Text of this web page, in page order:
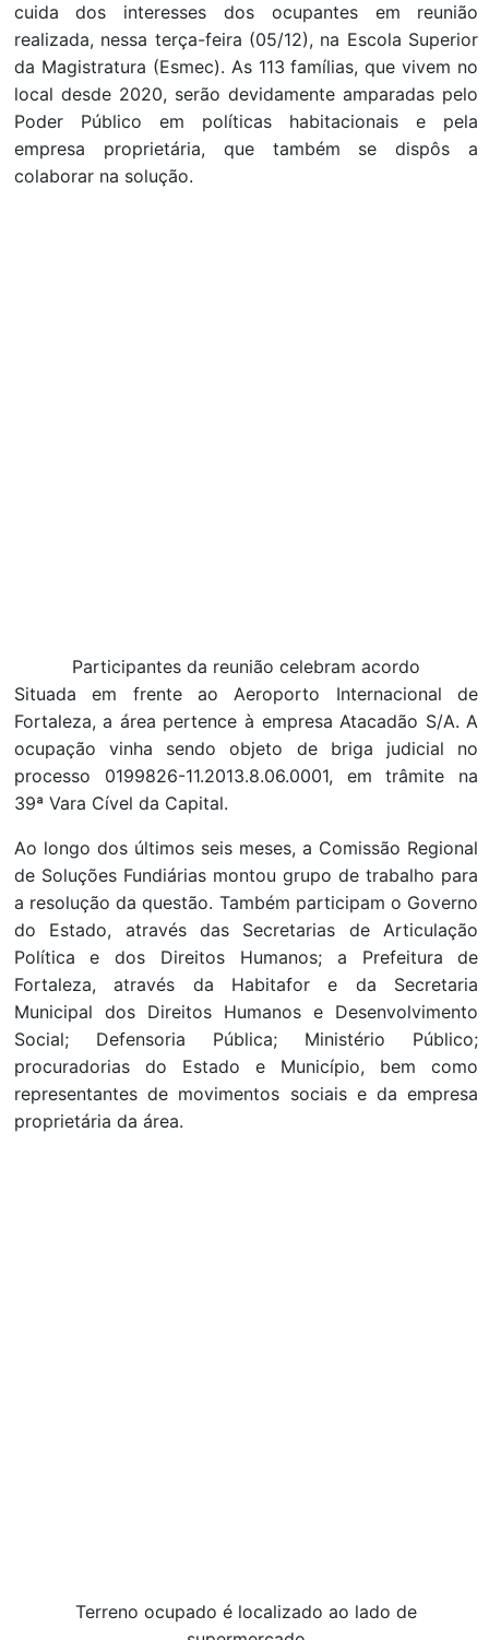
cuida dos interesses dos ocupantes em reunião
realizada, nessa terça-feira (05/12), na Escola Superior
da Magistratura (Esmec). As 113 famílias, que vivem no
local desde 2020, serão devidamente amparadas pelo
Poder Público em políticas habitacionais e pela
empresa proprietária, que também se dispôs a
colaborar na solução.
Participantes da reunião celebram acordo
Situada em frente ao Aeroporto Internacional de
Fortaleza, a área pertence à empresa Atacadão S/A. A
ocupação vinha sendo objeto de briga judicial no
processo 0199826-11.2013.8.06.0001, em trâmite na
39ª Vara Cível da Capital.
Ao longo dos últimos seis meses, a Comissão Regional
de Soluções Fundiárias montou grupo de trabalho para
a resolução da questão. Também participam o Governo
do Estado, através das Secretarias de Articulação
Política e dos Direitos Humanos; a Prefeitura de
Fortaleza, através da Habitafor e da Secretaria
Municipal dos Direitos Humanos e Desenvolvimento
Social; Defensoria Pública; Ministério Público;
procuradorias do Estado e Município, bem como
representantes de movimentos sociais e da empresa
proprietária da área.
Terreno ocupado é localizado ao lado de